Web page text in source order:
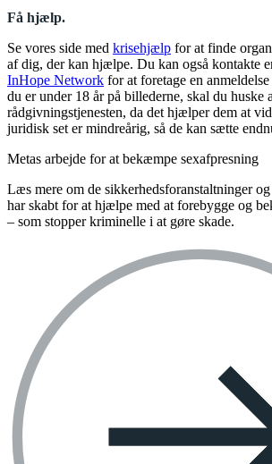
Få hjælp.
Se vores side med krisehjælp for at finde
af dig, der kan hjælpe. Du kan også kontakte
InHope Network for at foretage en
du er under 18 år på billederne, skal du huske
rådgivningstjenesten, da det hjælper dem at
juridisk set er mindreårig, så de kan sætte
Metas arbejde for at bekæmpe sexafpresning
Læs mere om de sikkerhedsforanstaltninger
har skabt for at hjælpe med at forebygge og
– som stopper kriminelle i at gøre skade.